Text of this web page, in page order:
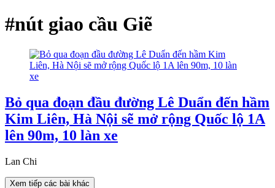
#nút giao cầu Giẽ
Bỏ qua đoạn đầu đường Lê Duẩn đến hầm
Kim Liên, Hà Nội sẽ mở rộng Quốc lộ 1A
lên 90m, 10 làn xe
Lan Chi
Xem tiếp các bài khác